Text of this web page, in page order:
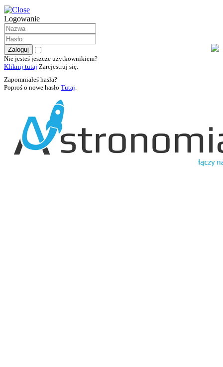
Logowanie
Nie jesteś jeszcze użytkownikiem?
Kliknij tutaj Zarejestruj się.
Zapomniałeś hasła?
Poproś o nowe hasło Tutaj.